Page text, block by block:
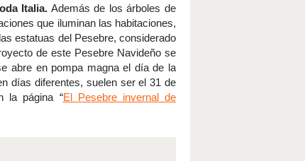
Italia. Además de los árboles de
que iluminan las habitaciones,
estatuas del Pesebre, considerado
de este Pesebre Navideño se
abre en pompa magna el día de la
días diferentes, suelen ser el 31 de
la página “El Pesebre invernal de